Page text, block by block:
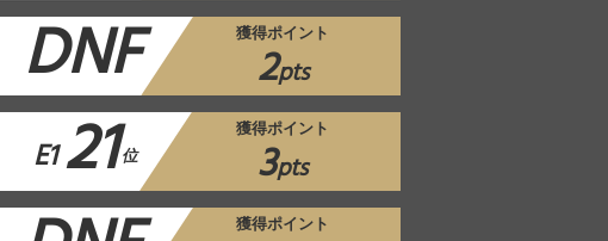
DNF 獲得ポイント
2pts
E121 位
獲得ポイント
3pts
獲得ポイント